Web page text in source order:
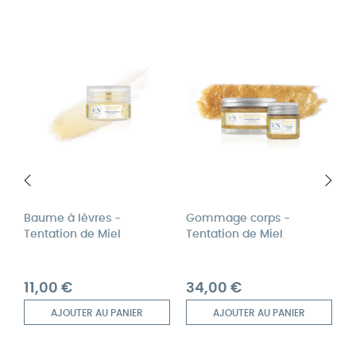
Baume à lèvres -
Tentation de Miel
Prix
11,00 €
AJOUTER AU PANIER
Gommage corps -
Tentation de Miel
Prix
34,00 €
AJOUTER AU PANIER
‹